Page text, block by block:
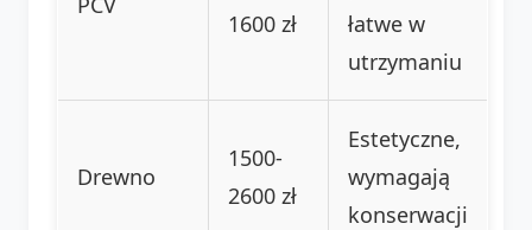
1600 zł
łatwe w
utrzymaniu
Drewno
1500-
2600 zł
Estetyczne,
wymagają
konserwacji